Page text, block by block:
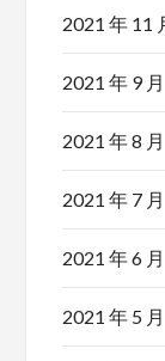
2021 年 11
2021 年 9 月
2021 年 8 月
2021 年 7 月
2021 年 6 月
2021 年 5 月